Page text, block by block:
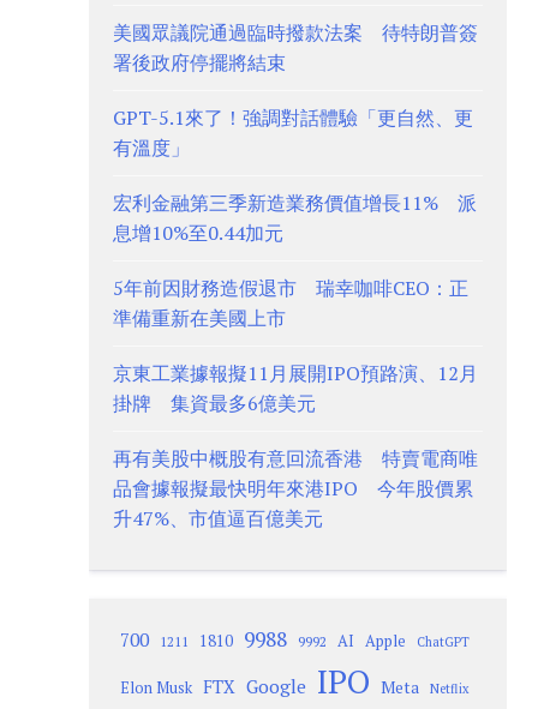
美國眾議院通過臨時撥款法案 待特朗普簽
署後政府停擺將結束
GPT-5.1來了！強調對話體驗「更自然、更
有溫度」
宏利金融第三季新造業務價值增長11% 派
息增10%至0.44加元
5年前因財務造假退市 瑞幸咖啡CEO：正
準備重新在美國上市
京東工業據報擬11月展開IPO預路演、12月
掛牌 集資最多6億美元
再有美股中概股有意回流香港 特賣電商唯
品會據報擬最快明年來港IPO 今年股價累
升47%、市值逼百億美元
700 1211 1810 9988 9992 AI Apple ChatGPT
Elon Musk FTX Google IPO Meta Netflix